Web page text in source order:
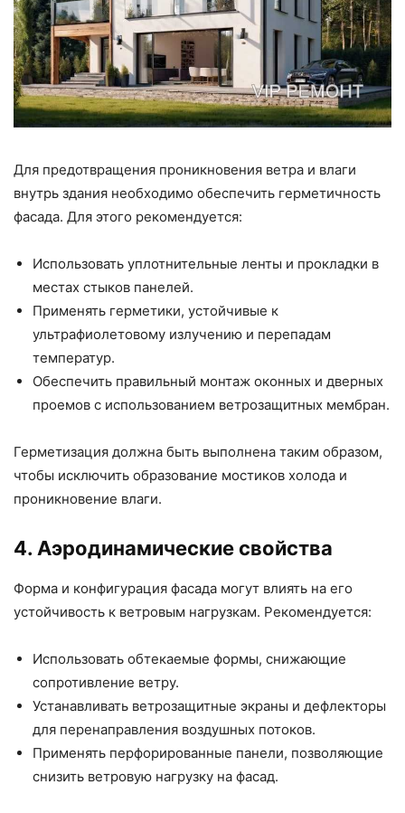
Для предотвращения проникновения ветра и влаги
внутрь здания необходимо обеспечить герметичность
фасада. Для этого рекомендуется:
Использовать уплотнительные ленты и прокладки в
местах стыков панелей.
Применять герметики, устойчивые к
ультрафиолетовому излучению и перепадам
температур.
Обеспечить правильный монтаж оконных и дверных
проемов с использованием ветрозащитных мембран.
Герметизация должна быть выполнена таким образом,
чтобы исключить образование мостиков холода и
проникновение влаги.
4. Аэродинамические свойства
Форма и конфигурация фасада могут влиять на его
устойчивость к ветровым нагрузкам. Рекомендуется:
Использовать обтекаемые формы, снижающие
сопротивление ветру.
Устанавливать ветрозащитные экраны и дефлекторы
для перенаправления воздушных потоков.
Применять перфорированные панели, позволяющие
снизить ветровую нагрузку на фасад.